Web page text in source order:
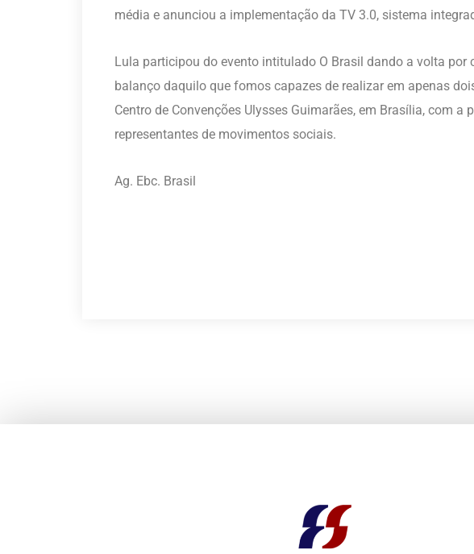
média e anunciou a implementação da TV 3.0, sistema
Lula participou do evento intitulado O Brasil dando a volta por
balanço daquilo que fomos capazes de realizar em apenas
Centro de Convenções Ulysses Guimarães, em Brasília, com a
representantes de movimentos sociais.
Ag. Ebc. Brasil